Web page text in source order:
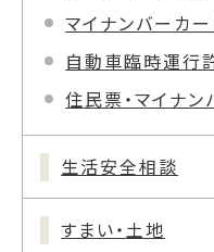
マイナンバーカー
自動車臨時運行
住民票・マイナンバ
生活安全相談
すまい・土地